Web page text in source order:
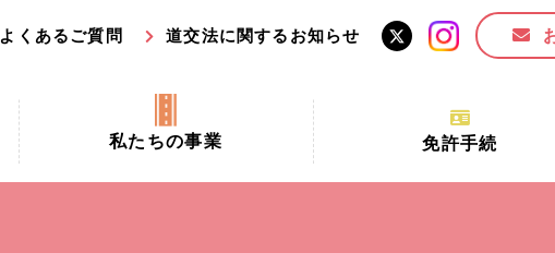
よくあるご質問 道交法に関するお知らせ
私たちの事業
京都府交通安全活動推進センター事業
免許手続
手続場所の対象者及び受